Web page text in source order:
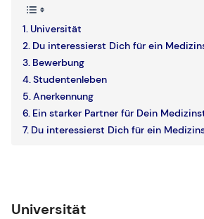
Universität
Du interessierst Dich für ein
Bewerbung
Studentenleben
Anerkennung
Ein starker Partner für Dein
Du interessierst Dich für ein
Universität